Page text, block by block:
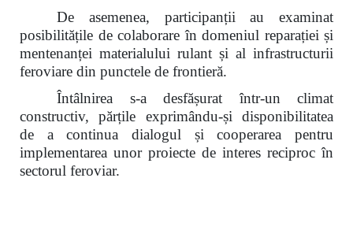
De asemenea, participanții au examinat
posibilitățile de colaborare în domeniul reparației și
mentenanței materialului rulant și al infrastructurii
feroviare din punctele de frontieră.
Întâlnirea s-a desfășurat într-un climat
constructiv, părțile exprimându-și disponibilitatea
de a continua dialogul și cooperarea pentru
implementarea unor proiecte de interes reciproc în
sectorul feroviar.